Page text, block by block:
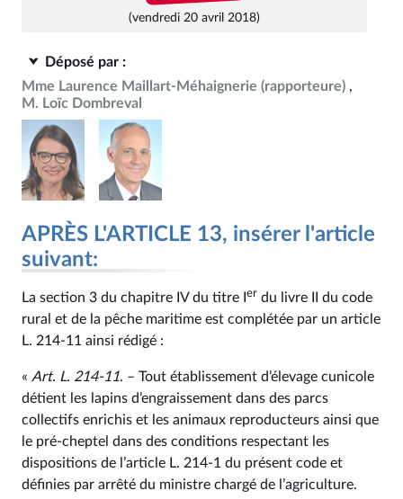
(vendredi 20 avril 2018)
Déposé par :
Mme Laurence Maillart-Méhaignerie (rapporteure)
M. Loïc Dombreval
APRÈS L'ARTICLE 13, insérer l'article
suivant:
La section 3 du chapitre IV du titre I er du livre II du code
rural et de la pêche maritime est complétée par un article
L. 214‑11 ainsi rédigé :
« Art. L. 214‑11. – Tout établissement d’élevage cunicole
détient les lapins d’engraissement dans des parcs
collectifs enrichis et les animaux reproducteurs ainsi que
le pré-cheptel dans des conditions respectant les
dispositions de l’article L. 214‑1 du présent code et
définies par arrêté du ministre chargé de l’agriculture.